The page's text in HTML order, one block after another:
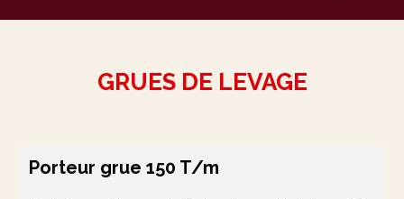
GRUES DE LEVAGE
Porteur grue 150 T/m